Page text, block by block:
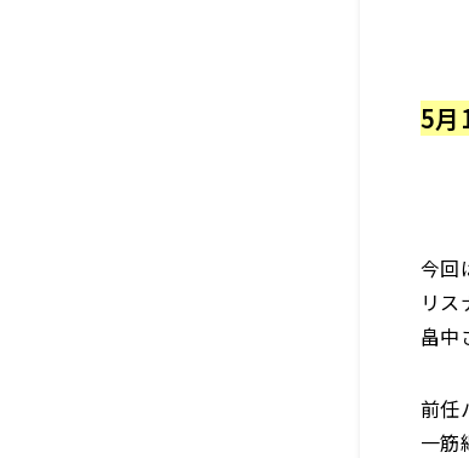
5月
今回
リス
畠中
前任
一筋